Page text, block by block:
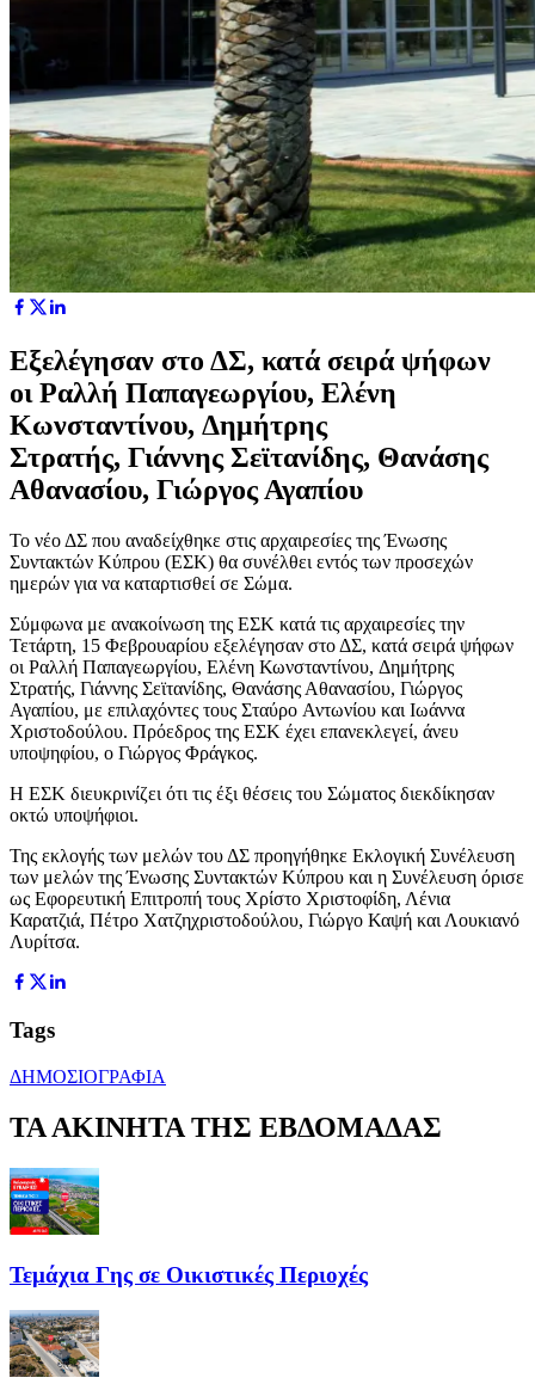
Εξελέγησαν στο ΔΣ, κατά σειρά ψήφων
οι Ραλλή Παπαγεωργίου, Ελένη
Κωνσταντίνου, Δημήτρης
Στρατής, Γιάννης Σεϊτανίδης, Θανάσης
Αθανασίου, Γιώργος Αγαπίου
Το νέο ΔΣ που αναδείχθηκε στις αρχαιρεσίες της Ένωσης
Συντακτών Κύπρου (ΕΣΚ) θα συνέλθει εντός των προσεχών
ημερών για να καταρτισθεί σε Σώμα.
Σύμφωνα με ανακοίνωση της ΕΣΚ κατά τις αρχαιρεσίες την
Τετάρτη, 15 Φεβρουαρίου εξελέγησαν στο ΔΣ, κατά σειρά ψήφων
οι Ραλλή Παπαγεωργίου, Ελένη Κωνσταντίνου, Δημήτρης
Στρατής, Γιάννης Σεϊτανίδης, Θανάσης Αθανασίου, Γιώργος
Αγαπίου, με επιλαχόντες τους Σταύρο Αντωνίου και Ιωάννα
Χριστοδούλου. Πρόεδρος της ΕΣΚ έχει επανεκλεγεί, άνευ
υποψηφίου, ο Γιώργος Φράγκος.
Η ΕΣΚ διευκρινίζει ότι τις έξι θέσεις του Σώματος διεκδίκησαν
οκτώ υποψήφιοι.
Της εκλογής των μελών του ΔΣ προηγήθηκε Εκλογική Συνέλευση
των μελών της Ένωσης Συντακτών Κύπρου και η Συνέλευση όρισε
ως Εφορευτική Επιτροπή τους Χρίστο Χριστοφίδη, Λένια
Καρατζιά, Πέτρο Χατζηχριστοδούλου, Γιώργο Καψή και Λουκιανό
Λυρίτσα.
Tags
ΔΗΜΟΣΙΟΓΡΑΦΙΑ
ΤΑ ΑΚΙΝΗΤΑ ΤΗΣ ΕΒΔΟΜΑΔΑΣ
Τεμάχια Γης σε Οικιστικές Περιοχές